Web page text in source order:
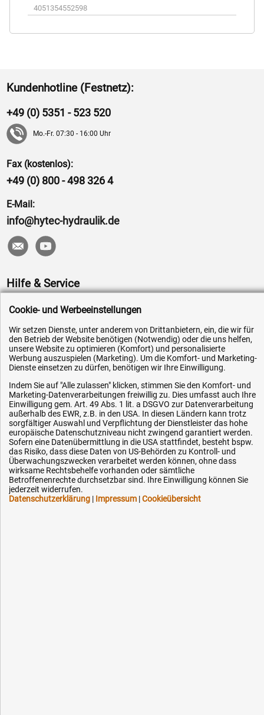
4051354552598
Kundenhotline (Festnetz):
+49 (0) 5351 - 523 520
Mo.-Fr. 07:30 - 16:00 Uhr
Fax (kostenlos):
+49 (0) 800 - 498 326 4
E-Mail:
info@hytec-hydraulik.de
Hilfe & Service
Versandkosten
Zahlungsarten
Service
AGB / Widerrufsrecht
Impressum
Karriere
OEM-Ersatzteile
Technik-Hilfe
Downloads
Kontakt
Cookie- und Werbeeinstellungen
Wir setzen Dienste, unter anderem von Drittanbietern, ein, die wir für
den Betrieb der Website benötigen (Notwendig) oder die uns helfen,
unsere Website zu optimieren (Komfort) und personalisierte
Werbung auszuspielen (Marketing). Um die Komfort- und Marketing-
Dienste einsetzen zu dürfen, benötigen wir Ihre Einwilligung.
Indem Sie auf "Alle zulassen" klicken, stimmen Sie den Komfort- und
Marketing-Datenverarbeitungen freiwillig zu. Dies umfasst auch Ihre
Einwilligung gem. Art. 49 Abs. 1 lit. a DSGVO zur Datenverarbeitung
außerhalb des EWR, z.B. in den USA. In diesen Ländern kann trotz
sorgfältiger Auswahl und Verpflichtung der Dienstleister das hohe
europäische Datenschutzniveau nicht zwingend garantiert werden.
Sofern eine Datenübermittlung in die USA stattfindet, besteht bspw.
das Risiko, dass diese Daten von US-Behörden zu Kontroll- und
Überwachungszwecken verarbeitet werden können, ohne dass
wirksame Rechtsbehelfe vorhanden oder sämtliche
Betroffenenrechte durchsetzbar sind. Ihre Einwilligung können Sie
jederzeit widerrufen.
Datenschutzerklärung | Impressum |Cookieübersicht